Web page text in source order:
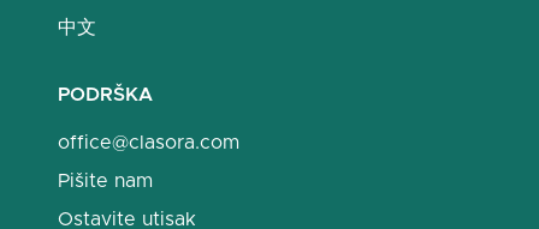
中文
PODRŠKA
office@clasora.com
Pišite nam
Ostavite utisak